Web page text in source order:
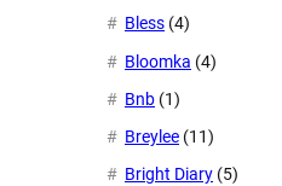
Bless (4)
Bloomka (4)
Bnb (1)
Breylee (11)
Bright Diary (5)